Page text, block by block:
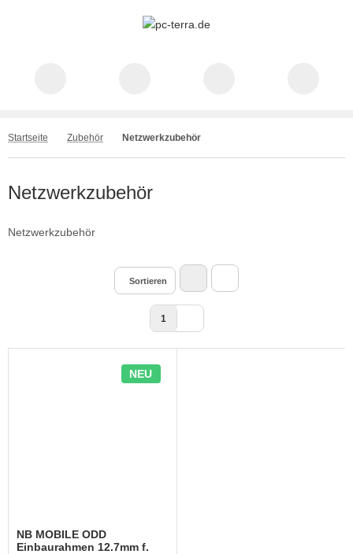
Startseite Zubehör Netzwerkzubehör
Netzwerkzubehör
Netzwerkzubehör
Sortieren
1
NEU
NB MOBILE ODD
Einbaurahmen 12.7mm f.